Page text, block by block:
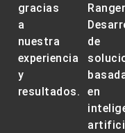
gracias
a
nuestra
experiencia
y
resultados.
D
de
en